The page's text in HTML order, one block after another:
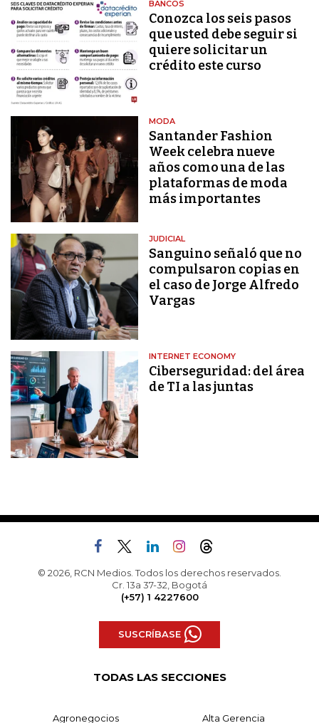
BANCOS
Conozca los seis pasos
que usted debe seguir si
quiere solicitar un
crédito este curso
MODA
Santander Fashion
Week celebra nueve
años como una de las
plataformas de moda
más importantes
JUDICIAL
Sanguino señaló que no
compulsaron copias en
el caso de Jorge Alfredo
Vargas
INTERNET ECONOMY
Ciberseguridad: del área
de TI a las juntas
© 2026, RCN Medios. Todos los derechos reservados.
Cr. 13a 37-32, Bogotá
(+57) 1 4227600
SUSCRÍBASE
TODAS LAS SECCIONES
Agronegocios Alta Gerencia